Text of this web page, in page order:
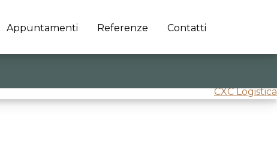
Appuntamenti Referenze Contatti
CXC Logistica